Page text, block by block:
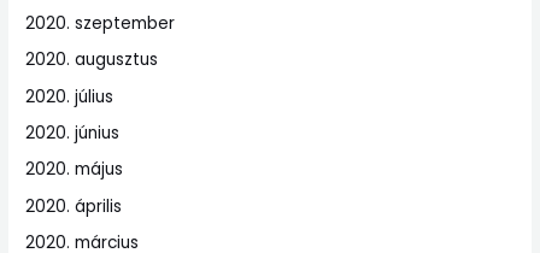
2020. szeptember
2020. augusztus
2020. július
2020. június
2020. május
2020. április
2020. március